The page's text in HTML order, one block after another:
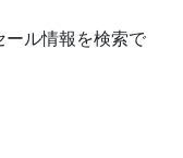
ール情報を検索で